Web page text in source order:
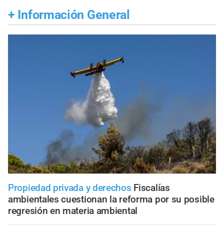
+ Información General
Propiedad privada y derechos Fiscalías
ambientales cuestionan la reforma por su posible
regresión en materia ambiental